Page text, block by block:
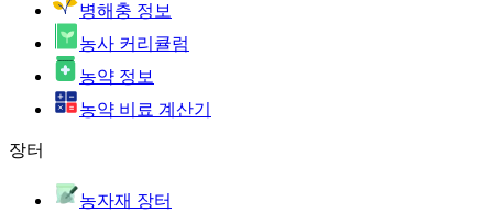
병해충 정보
농사 커리큘럼
농약 정보
농약 비료 계산기
장터
농자재 장터